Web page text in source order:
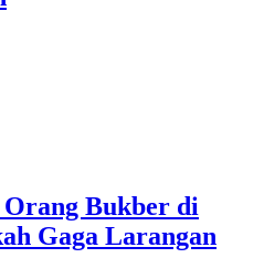
Bukber di
Gaga Larangan